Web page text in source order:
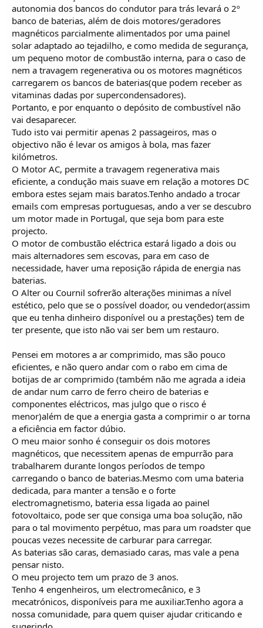
autonomia dos bancos do condutor para trás levará o 2º
banco de baterias, além de dois motores/geradores
magnéticos parcialmente alimentados por uma painel
solar adaptado ao tejadilho, e como medida de segurança,
um pequeno motor de combustão interna, para o caso de
nem a travagem regenerativa ou os motores magnéticos
carregarem os bancos de baterias(que podem receber as
vitaminas dadas por supercondensadores).
Portanto, e por enquanto o depósito de combustível não
vai desaparecer.
Tudo isto vai permitir apenas 2 passageiros, mas o
objectivo não é levar os amigos à bola, mas fazer
kilómetros.
O Motor AC, permite a travagem regenerativa mais
eficiente, a condução mais suave em relação a motores DC
embora estes sejam mais baratos.Tenho andado a trocar
emails com empresas portuguesas, ando a ver se descubro
um motor made in Portugal, que seja bom para este
projecto.
O motor de combustão eléctrica estará ligado a dois ou
mais alternadores sem escovas, para em caso de
necessidade, haver uma reposição rápida de energia nas
baterias.
O Alter ou Cournil sofrerão alterações minimas a nível
estético, pelo que se o possível doador, ou vendedor(assim
que eu tenha dinheiro disponível ou a prestações) tem de
ter presente, que isto não vai ser bem um restauro.
Pensei em motores a ar comprimido, mas são pouco
eficientes, e não quero andar com o rabo em cima de
botijas de ar comprimido (também não me agrada a ideia
de andar num carro de ferro cheiro de baterias e
componentes eléctricos, mas julgo que o risco é
menor)além de que a energia gasta a comprimir o ar torna
a eficiência em factor dúbio.
O meu maior sonho é conseguir os dois motores
magnéticos, que necessitem apenas de empurrão para
trabalharem durante longos períodos de tempo
carregando o banco de baterias.Mesmo com uma bateria
dedicada, para manter a tensão e o forte
electromagnetismo, bateria essa ligada ao painel
fotovoltaico, pode ser que consiga uma boa solução, não
para o tal movimento perpétuo, mas para um roadster que
poucas vezes necessite de carburar para carregar.
As baterias são caras, demasiado caras, mas vale a pena
pensar nisto.
O meu projecto tem um prazo de 3 anos.
Tenho 4 engenheiros, um electromecânico, e 3
mecatrónicos, disponíveis para me auxiliar.Tenho agora a
nossa comunidade, para quem quiser ajudar criticando e